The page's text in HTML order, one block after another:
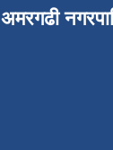
अमरगढी